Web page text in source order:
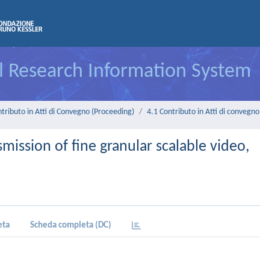
Information System
in Atti di Convegno (Proceeding) 4.1 Contributo in Atti di convegno
of fine granular scalable video,
Scheda completa (DC)